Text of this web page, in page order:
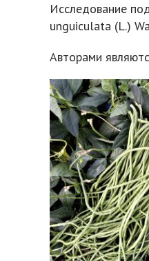
Исследование
unguiculata (L.)
Авторами